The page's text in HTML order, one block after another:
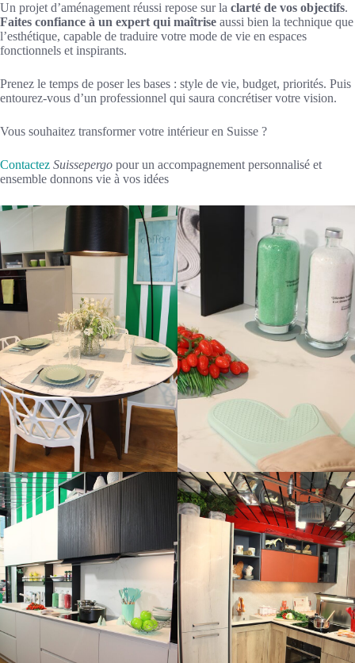
Un projet d’aménagement réussi repose sur la clarté de vos objectifs.
Faites confiance à un expert qui maîtrise aussi bien la technique que
l’esthétique, capable de traduire votre mode de vie en espaces
fonctionnels et inspirants.
Prenez le temps de poser les bases : style de vie, budget, priorités. Puis
entourez-vous d’un professionnel qui saura concrétiser votre vision.
Vous souhaitez transformer votre intérieur en Suisse ?
Contactez Suissepergo pour un accompagnement personnalisé et
ensemble donnons vie à vos idées